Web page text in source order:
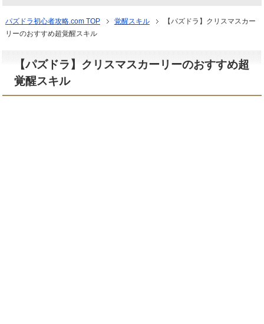
パズドラ初心者攻略.com TOP 覚醒スキル
【パズドラ】クリスマスカー
リーのおすすめ超覚醒スキル
【パズドラ】クリスマスカーリーのおすすめ超
覚醒スキル